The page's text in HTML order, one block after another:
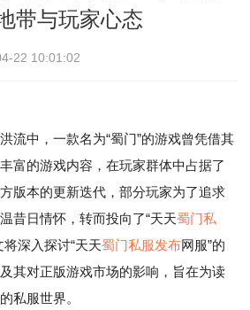
带与玩家心态
22 10:01:02
流中，一款名为“蜀门”的游戏曾凭借其
富的游戏内容，在玩家群体中占据了
版本的更新迭代，部分玩家为了追求
昔日情怀，转而投向了“天天蜀门私
深入探讨“天天蜀门私服发布网服”的
其对正版游戏市场的影响，旨在为读
私服世界。